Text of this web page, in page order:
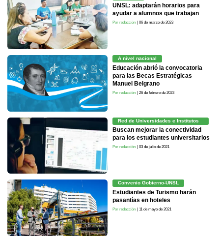
UNSL: adaptarán horarios para
ayudar a alumnos que trabajan
Por redacción | 06 de marzo de 2023
A nivel nacional
Educación abrió la convocatoria
para las Becas Estratégicas
Manuel Belgrano
Por redacción | 26 de febrero de 2023
Red de Universidades e Institutos
Puntanos
Buscan mejorar la conectividad
para los estudiantes universitarios
Por redacción | 03 de julio de 2021
Convenio Gobierno-UNSL
Estudiantes de Turismo harán
pasantías en hoteles
Por redacción | 11 de mayo de 2021